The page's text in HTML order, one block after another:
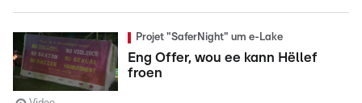
Projet "SaferNight" um e-Lake
Eng Offer, wou ee kann Hëllef
froen